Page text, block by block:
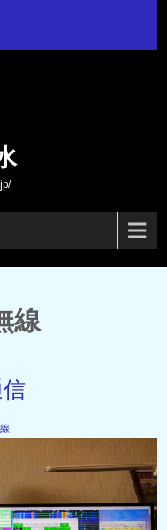
線